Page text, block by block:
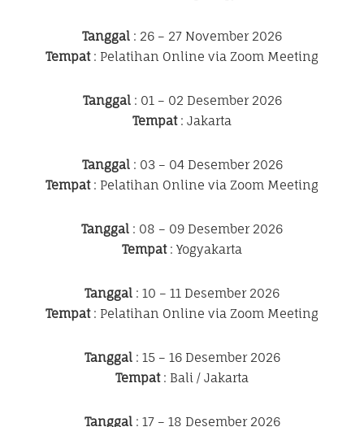
Tanggal : 26 – 27 November 2026
Tempat: Pelatihan Online via Zoom Meeting
Tanggal: 01 – 02 Desember 2026
Tempat: Jakarta
Tanggal: 03 – 04 Desember 2026
Tempat: Pelatihan Online via Zoom Meeting
Tanggal : 08 – 09 Desember 2026
Tempat: Yogyakarta
Tanggal : 10 – 11 Desember 2026
Tempat: Pelatihan Online via Zoom Meeting
Tanggal: 15 – 16 Desember 2026
Tempat: Bali / Jakarta
Tanggal: 17 – 18 Desember 2026